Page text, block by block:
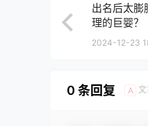
出名后太膨
理的巨婴？
2024-12-23
0 条回复 A